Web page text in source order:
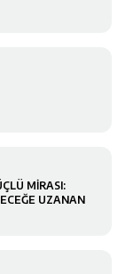
MİRASI:
UZANAN